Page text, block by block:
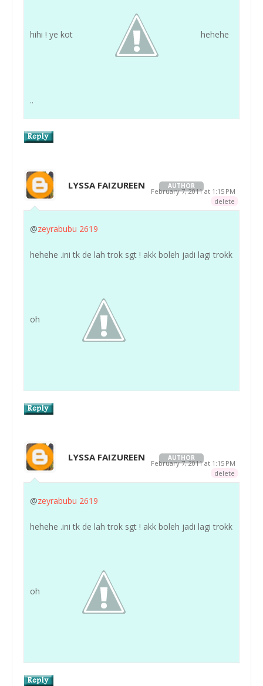
hihi ! ye kot hehehe
..
LYSSA FAIZUREEN AUTHOR
February 7, 2011 at 1:15 PM
delete
@zeyrabubu 2619
hehehe .ini tk de lah trok sgt ! akk boleh jadi lagi trokk
oh
LYSSA FAIZUREEN AUTHOR
February 7, 2011 at 1:15 PM
delete
@zeyrabubu 2619
hehehe .ini tk de lah trok sgt ! akk boleh jadi lagi trokk
oh